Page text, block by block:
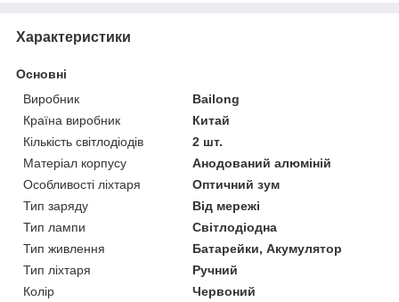
Характеристики
Основні
Виробник
Bailong
Країна виробник
Китай
Кількість світлодіодів
2 шт.
Матеріал корпусу
Анодований алюміній
Особливості ліхтаря
Оптичний зум
Тип заряду
Від мережі
Тип лампи
Світлодіодна
Тип живлення
Батарейки, Акумулятор
Тип ліхтаря
Ручний
Колір
Червоний